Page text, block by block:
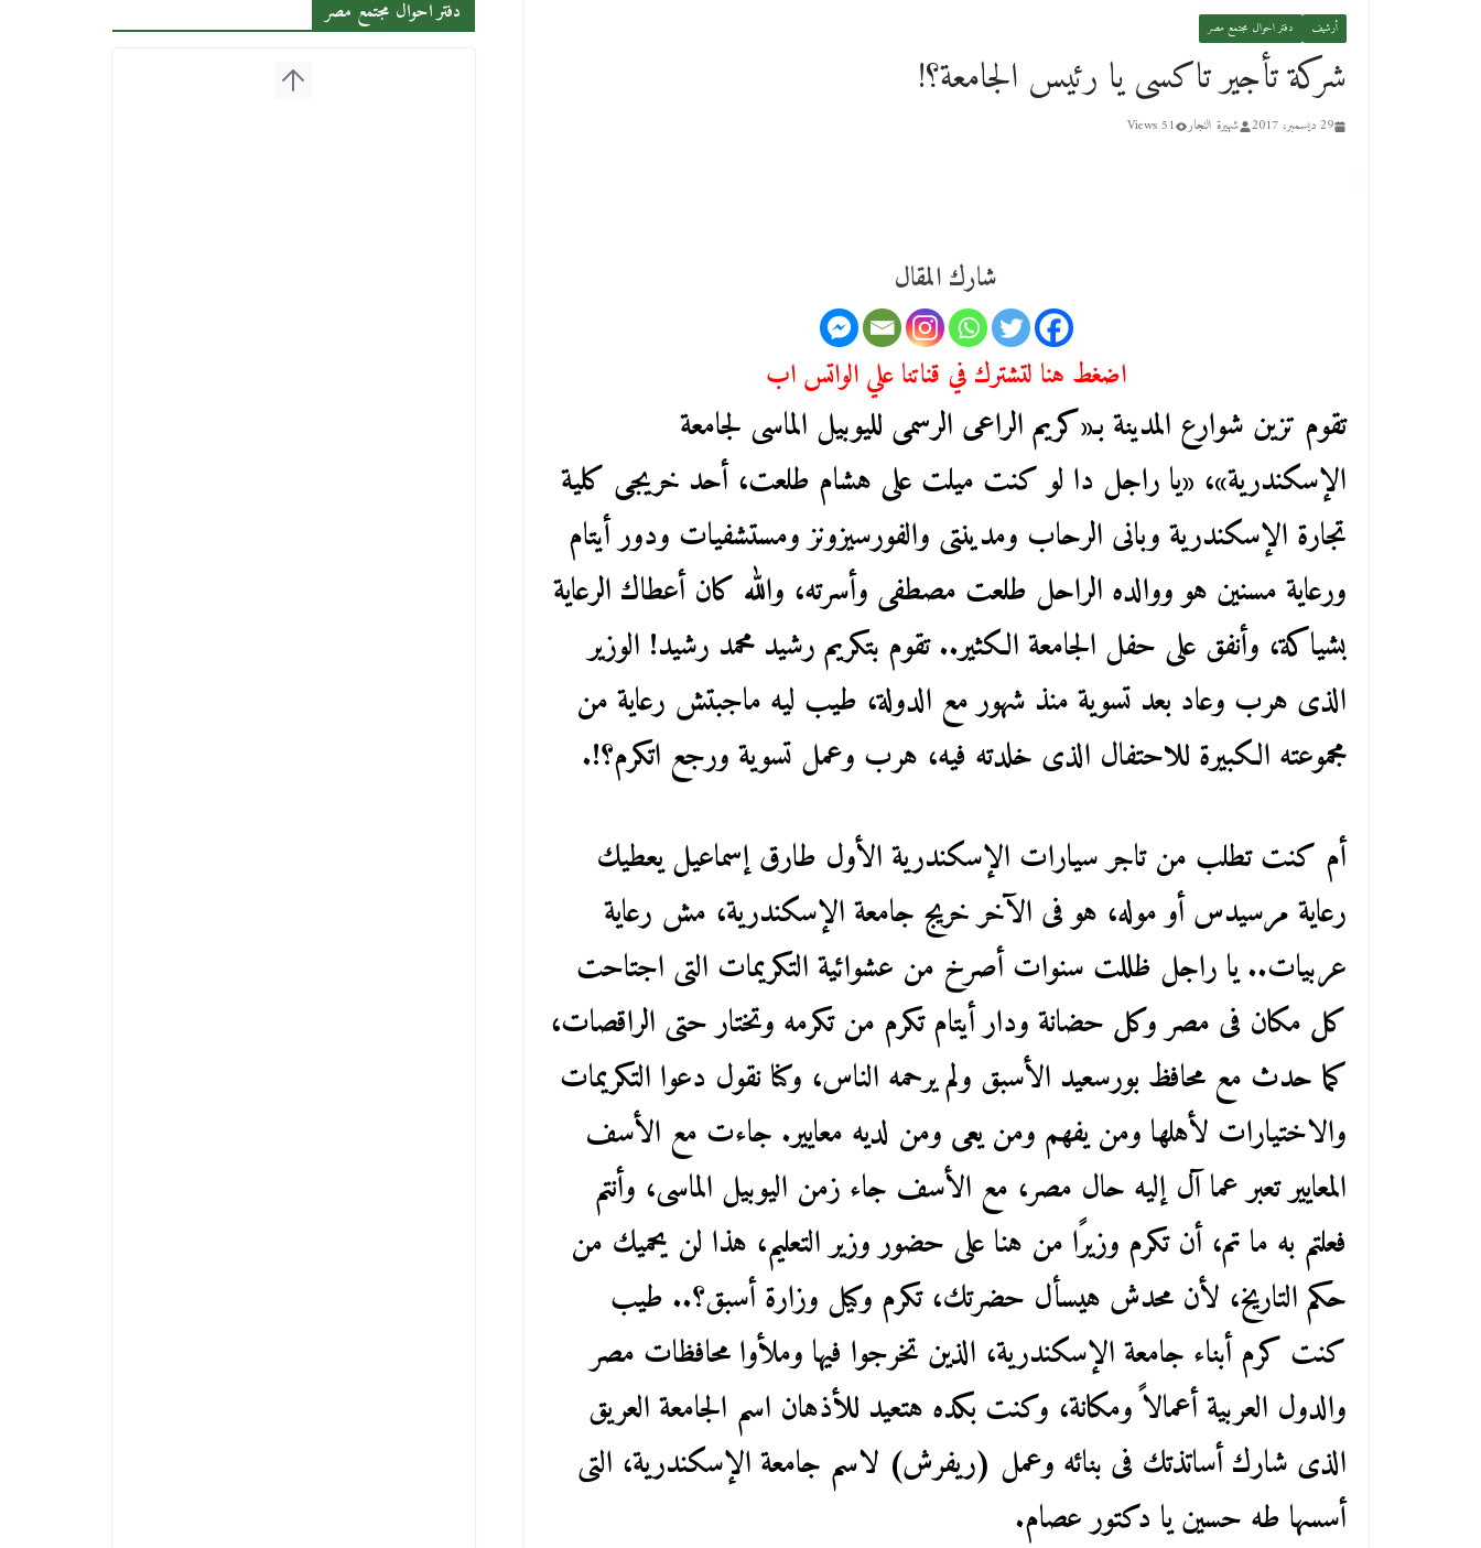
أرشيف دفتر احوال مجتمع مصر
شركة تأجير تاكسى يا رئيس الجامعة؟!
29 ديسمبر، 2017 شهيرة النجار 51 Views
شارك المقال
اضغط هنا لتشترك في قناتنا علي الواتس اب
تقوم تزين شوارع المدينة بـ«كريم الراعى الرسمى لليوبيل الماسى لجامعة
الإسكندرية»، «يا راجل دا لو كنت ميلت على هشام طلعت، أحد خريجى كلية
تجارة الإسكندرية وبانى الرحاب ومدينتى والفورسيزونز ومستشفيات ودور أيتام
ورعاية مسنين هو ووالده الراحل طلعت مصطفى وأسرته، والله كان أعطاك الرعاية
بشياكة، وأنفق على حفل الجامعة الكثير.. تقوم بتكريم رشيد محمد رشيد! الوزير
الذى هرب وعاد بعد تسوية منذ شهور مع الدولة، طيب ليه ماجبتش رعاية من
مجموعته الكبيرة للاحتفال الذى خلدته فيه، هرب وعمل تسوية ورجع اتكرم؟!.
أم كنت تطلب من تاجر سيارات الإسكندرية الأول طارق إسماعيل يعطيك
رعاية مرسيدس أو موله، هو فى الآخر خريج جامعة الإسكندرية، مش رعاية
عربيات.. يا راجل ظللت سنوات أصرخ من عشوائية التكريمات التى اجتاحت
كل مكان فى مصر وكل حضانة ودار أيتام تكرم من تكرمه وتختار حتى الراقصات،
كما حدث مع محافظ بورسعيد الأسبق ولم يرحمه الناس، وكنا نقول دعوا التكريمات
والاختيارات لأهلها ومن يفهم ومن يعى ومن لديه معايير. جاءت مع الأسف
المعايير تعبر عما آل إليه حال مصر، مع الأسف جاء زمن اليوبيل الماسى، وأنتم
فعلتم به ما تم، أن تكرم وزيرًا من هنا على حضور وزير التعليم، هذا لن يحميك من
حكم التاريخ، لأن محدش هيسأل حضرتك، تكرم وكيل وزارة أسبق؟.. طيب
كنت كرم أبناء جامعة الإسكندرية، الذين تخرجوا فيها وملأوا محافظات مصر
والدول العربية أعمالاً ومكانة، وكنت بكده هتعيد للأذهان اسم الجامعة العريق
الذى شارك أساتذتك فى بنائه وعمل (ريفرش) لاسم جامعة الإسكندرية، التى
أسسها طه حسين يا دكتور عصام.
دفتر احوال مجتمع مصر